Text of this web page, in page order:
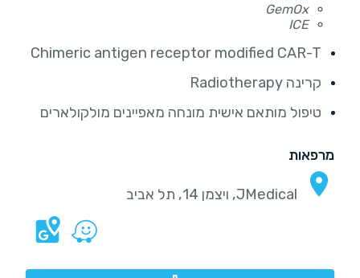
GemOx
ICE
Chimeric antigen receptor modified CAR-T
קרינה Radiotherapy
טיפול מותאם אישית מונחה מאפיינים מולקולארים
מרפאות
JMedical, ויצמן 14, תל אביב